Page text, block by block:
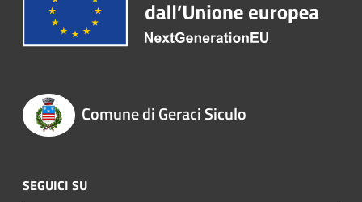
Comune di Geraci Siculo
SEGUICI SU